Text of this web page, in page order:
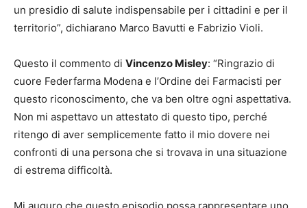
un presidio di salute indispensabile per i cittadini e per il
territorio”, dichiarano Marco Bavutti e Fabrizio Violi.
Questo il commento di Vincenzo Misley: “Ringrazio di
cuore Federfarma Modena e l’Ordine dei Farmacisti per
questo riconoscimento, che va ben oltre ogni aspettativa.
Non mi aspettavo un attestato di questo tipo, perché
ritengo di aver semplicemente fatto il mio dovere nei
confronti di una persona che si trovava in una situazione
di estrema difficoltà.
Mi auguro che questo episodio possa rappresentare uno